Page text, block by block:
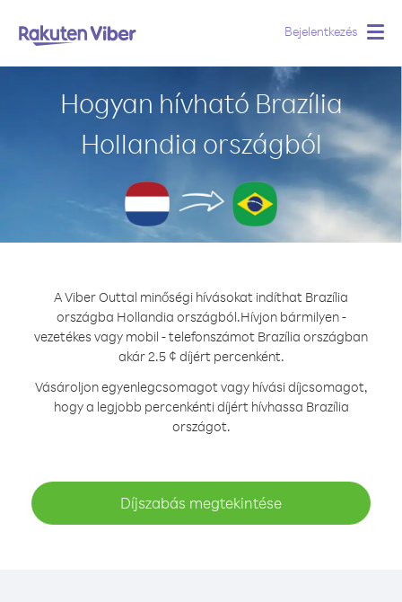
Bejelentkezés
Hogyan hívható Brazília
Hollandia országból
A Viber Outtal minőségi hívásokat indíthat Brazília
országba Hollandia országból.Hívjon bármilyen -
vezetékes vagy mobil - telefonszámot Brazília országban
akár 2.5 ¢ díjért percenként.
Vásároljon egyenlegcsomagot vagy hívási díjcsomagot,
hogy a legjobb percenkénti díjért hívhassa Brazília
országot.
Díjszabás megtekintése